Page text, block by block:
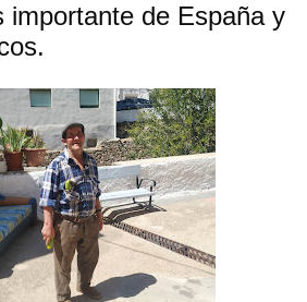
importante de España y